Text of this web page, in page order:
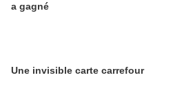
a gagné
Une invisible carte carrefour